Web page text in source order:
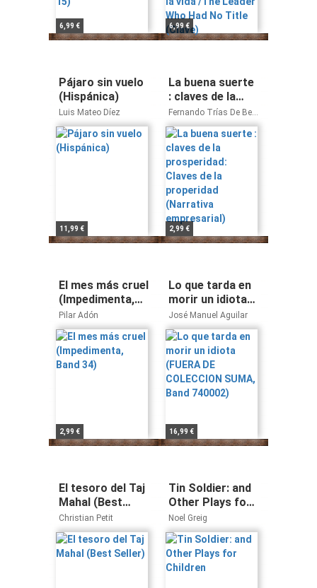
6,99 € 6,99 €
Pájaro sin vuelo
(Hispánica)
Luis Mateo Díez
11,99 €
La buena suerte
: claves de la
prosperidad:
Claves de la
properidad
(Narrativa
empresarial)
Fernando Trías De Bes
Álex Rovira Celma
2,99 €
El mes más cruel
(Impedimenta,
Band 34)
Pilar Adón
2,99 €
Lo que tarda en
morir un idiota
(FUERA DE
COLECCION
SUMA, Band
740002)
José Manuel Aguilar
16,99 €
El tesoro del Taj
Mahal (Best
Seller)
Christian Petit
Tin Soldier: and
Other Plays for
Children
Noel Greig